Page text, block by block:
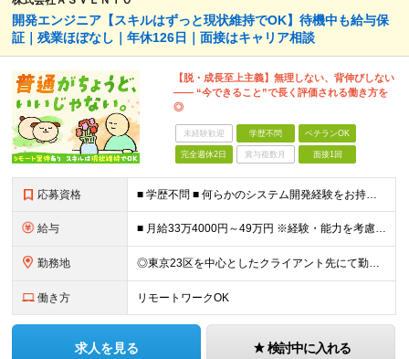
開発エンジニア【スキルはずっと現状維持でOK】待機中も給与保
証｜残業ほぼなし｜年休126日｜面接はキャリア相談
【脱・成長至上主義】無理しない、背伸びしない
―― “今できること”で長く評価される働き方を
◎
未経験歓迎 学歴不問 ベテランOK
完全週休2日 賞与複数月 面接1回
応募資格 ■ 学歴不問 ■ 何らかのシステム開発経験をお持ちの方（言語不問） ※Java、Python、PHPなどのメジャーな言語が使える方は大歓迎です！ ＼こんな方にピッタリの環境です／ ◎「成長しなきゃ」
給与 ■ 月給33万4000円～49万円 ※経験・能力を考慮して優遇します。 ※上記には固定残業代（月30時間分・6万3500円～9万3100円）を含みます。超過分は全額支給。 ※待機期間中全額給与を保証
勤務地 ◎東京23区を中心としたクライアント先にて勤務いただきます（転居を伴う転勤なし） ◎在宅勤務も活用できます ■ 本社 東京都江戸川区南葛西3-5-3-402 (変更の範囲)上記を除く当社関連勤務地
働き方 リモートワークOK
求人を見る 検討中に入れる